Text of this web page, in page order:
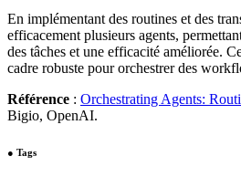
En implémentant des routines et des
efficacement plusieurs agents,
des tâches et une efficacité améliorée.
cadre robuste pour orchestrer des
Référence : Orchestrating Agents:
Bigio, OpenAI.
● Tags